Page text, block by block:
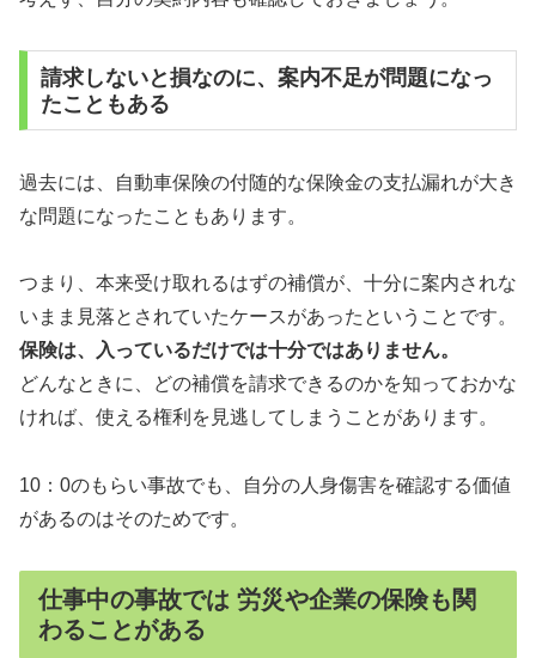
請求しないと損なのに、案内不足が問題になっ
たこともある
過去には、自動車保険の付随的な保険金の支払漏れが大き
な問題になったこともあります。
つまり、本来受け取れるはずの補償が、十分に案内されな
いまま見落とされていたケースがあったということです。
保険は、入っているだけでは十分ではありません。
どんなときに、どの補償を請求できるのかを知っておかな
ければ、使える権利を見逃してしまうことがあります。
10：0のもらい事故でも、自分の人身傷害を確認する価値
があるのはそのためです。
仕事中の事故では 労災や企業の保険も関
わることがある